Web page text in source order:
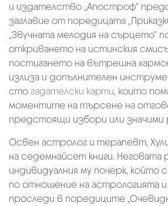
и издателство „Апостроф“
заглавие от поредицата
„Звучната мелодия на сърцето“
откриването на истинския
постигането на вътрешна
излиза и допълнителен
стогадателски карти, които
моментите на търсене на
предстоящи избори или значими
Освен астролог и терапевт,
на седемнайсет книги. Неговата
индивидуалния му почерк, който
по отношение на астрологията
проследи в поредиците